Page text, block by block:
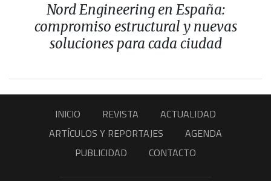
Nord Engineering en España:
compromiso estructural y nuevas
soluciones para cada ciudad
INICIO REVISTA
ACTUALIDAD
ARTÍCULOS Y REPORTAJES
AGENDA
PUBLICIDAD
CONTACTO